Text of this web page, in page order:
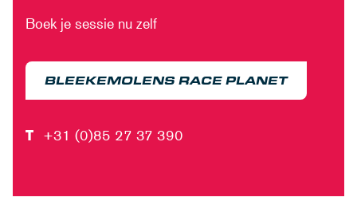
Boek je sessie nu zelf
BLEEKEMOLENS RACE PLANET
T +31 (0)85 27 37 390